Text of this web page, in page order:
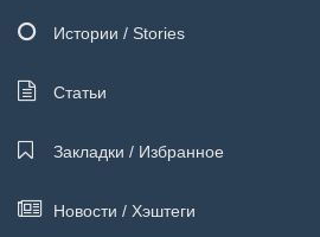
Истории / Stories
Статьи
Закладки / Избранное
Новости / Хэштеги